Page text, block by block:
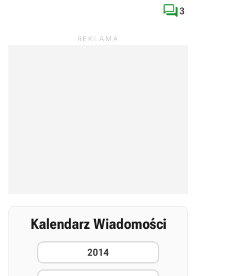
3
Kalendarz Wiadomości
2014